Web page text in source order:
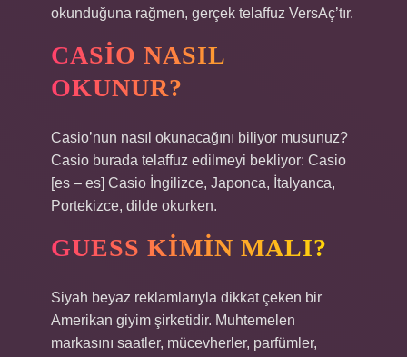
okunduğuna rağmen, gerçek telaffuz VersAç’tır.
CASIO NASIL
OKUNUR?
Casio’nun nasıl okunacağını biliyor musunuz?
Casio burada telaffuz edilmeyi bekliyor: Casio
[es – es] Casio İngilizce, Japonca, İtalyanca,
Portekizce, dilde okurken.
GUESS KIMIN MALI?
Siyah beyaz reklamlarıyla dikkat çeken bir
Amerikan giyim şirketidir. Muhtemelen
markasını saatler, mücevherler, parfümler,